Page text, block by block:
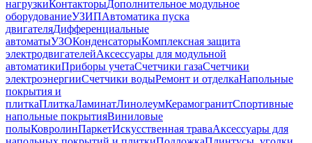
нагрузкиКонтакторыДополнительное модульное
оборудованиеУЗИПАвтоматика пуска
двигателяДифференциальные
автоматыУЗОКонденсаторыКомплексная защита
электродвигателейАксессуары для модульной
автоматикиПриборы учетаСчетчики газаСчетчики
электроэнергииСчетчики водыРемонт и отделкаНапольные
покрытия и
плиткаПлиткаЛаминатЛинолеумКерамогранитСпортивные
напольные покрытияВиниловые
полыКовролинПаркетИскусственная траваАксессуары для